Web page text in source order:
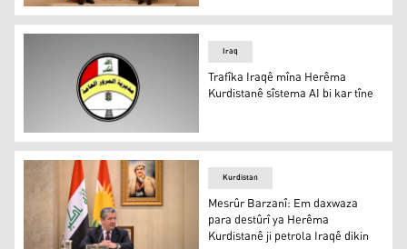
Serok Barzanî: Kurdistan dê her bimîne landika
Rêveberiya Giştî ya Trafîkê ya Iraqê
Iraq
Trafîka Iraqê mîna Herêma
Kurdistanê sîstema AI bi kar tîne
Kurdistan
Mesrûr Barzanî: Em daxwaza
para destûrî ya Herêma
Kurdistanê ji petrola Iraqê dikin